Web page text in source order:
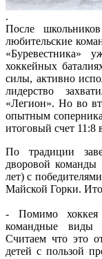
.
После
любительские
«Буревестника»
хоккейных
силы, активно
лидерство
«Легион». Но во
опытным
итоговый счет 11:8
По традиции
дворовой команды
лет) с
Майской Горки.
- Помимо
командные виды
Считаем что это
детей с пользой